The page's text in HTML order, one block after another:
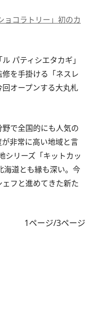
ョコラトリー」初のカ
パティシエタカギ」
を手掛ける「ネスレ
オープンする大丸札
で全国的にも人気の
非常に高い地域と言
シリーズ「キットカッ
海道とも縁も深い。今
フと進めてきた新た
1ページ/3ページ